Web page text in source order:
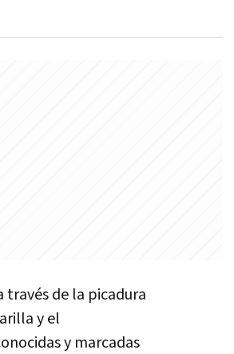
través de la picadura
y el
y marcadas